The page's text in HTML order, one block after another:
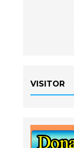
VISITOR